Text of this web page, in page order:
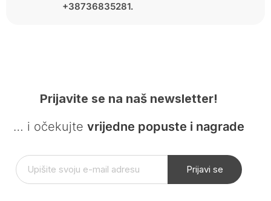
+38736835281.
Prijavite se na naš newsletter!
… i očekujte vrijedne popuste i nagrade
Prijavi se